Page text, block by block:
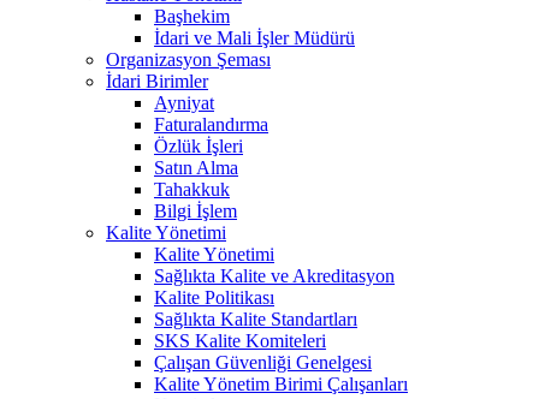
Başhekim
İdari ve Mali İşler Müdürü
Organizasyon Şeması
İdari Birimler
Ayniyat
Faturalandırma
Özlük İşleri
Satın Alma
Tahakkuk
Bilgi İşlem
Kalite Yönetimi
Kalite Yönetimi
Sağlıkta Kalite ve Akreditasyon
Kalite Politikası
Sağlıkta Kalite Standartları
SKS Kalite Komiteleri
Çalışan Güvenliği Genelgesi
Kalite Yönetim Birimi Çalışanları